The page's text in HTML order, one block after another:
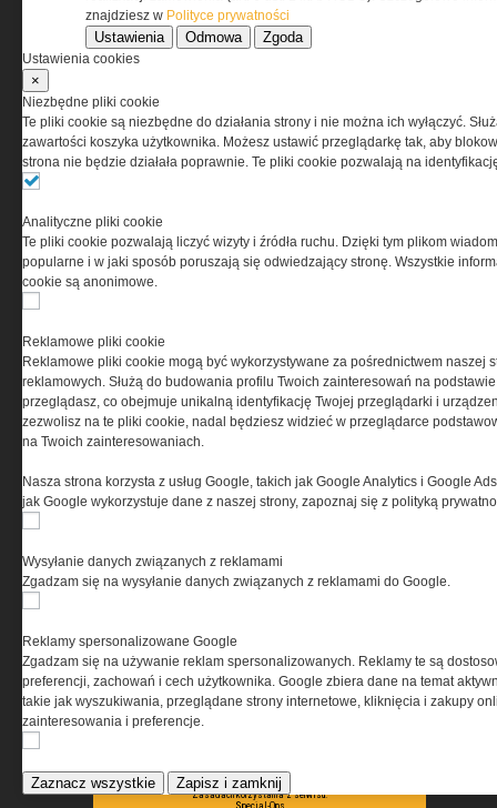
Korzystanie z portalu jest równoznaczne
z zaakceptowaniem warunków ustanowionych
odpowiedzialnością Spółka komandytowa, nr KRS:
0000537655, NIP 1132860378, REGON 146393437
(zwana dalej Grupa MEDIUM) w postaci Regulaminu.
Ta witryna wykorzystuje pliki cookies do przechowywania
informacji na Twoim komputerze. Pliki cookies stosujemy
w celu świadczenia usług na najwyższym poziomie,
w tym w sposób dostosowany do indywidualnych potrzeb.
Korzystanie z witryny bez zmiany ustawień dotyczących
urządzeniu końcowym. W każdym momencie możesz
dokonać zmiany ustawień przeglądarki dotyczących
prywatnościorazinformacją o cookies
rozpowszechnianie artykułów zabronione. Korzystanie z serwisu i
zamieszczonych w nim utworów i danych wyłącznie na zasadach określonych w
Zasadach korzystania z serwisu.
Special-Ops
znajdziesz w Polityce prywatności
Ustawienia Odmowa Zgoda
Ustawienia cookies
×
Niezbędne pliki cookie
Te pliki cookie są niezbędne do działania strony i nie można ich wyłączyć.
zawartości koszyka użytkownika. Możesz ustawić przeglądarkę tak, aby
strona nie będzie działała poprawnie. Te pliki cookie pozwalają na
Analityczne pliki cookie
Te pliki cookie pozwalają liczyć wizyty i źródła ruchu. Dzięki tym plikom
popularne i w jaki sposób poruszają się odwiedzający stronę. Wszystkie
cookie są anonimowe.
Reklamowe pliki cookie
Reklamowe pliki cookie mogą być wykorzystywane za pośrednictwem naszej
reklamowych. Służą do budowania profilu Twoich zainteresowań na
przeglądasz, co obejmuje unikalną identyfikację Twojej przeglądarki i
zezwolisz na te pliki cookie, nadal będziesz widzieć w przeglądarce
na Twoich zainteresowaniach.
Nasza strona korzysta z usług Google, takich jak Google Analytics i Google
jak Google wykorzystuje dane z naszej strony, zapoznaj się z polityką
Wysyłanie danych związanych z reklamami
Zgadzam się na wysyłanie danych związanych z reklamami do Google.
Reklamy spersonalizowane Google
Zgadzam się na używanie reklam spersonalizowanych. Reklamy te są
preferencji, zachowań i cech użytkownika. Google zbiera dane na temat
takie jak wyszukiwania, przeglądane strony internetowe, kliknięcia i zakupy
zainteresowania i preferencje.
Zaznacz wszystkie Zapisz i zamknij